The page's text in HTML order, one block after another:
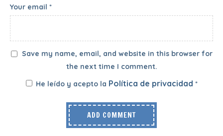
Your email *
Save my name, email, and website in this browser for
the next time I comment.
He leído y acepto la Política de privacidad *